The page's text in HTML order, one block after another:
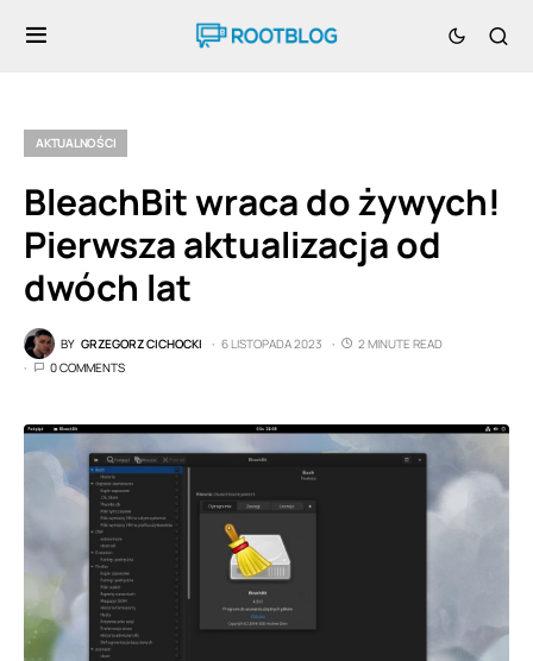
AKTUALNOŚCI
BleachBit wraca do żywych!
Pierwsza aktualizacja od
dwóch lat
BY GRZEGORZ CICHOCKI 6 LISTOPADA 2023
2 MINUTE READ
0 COMMENTS